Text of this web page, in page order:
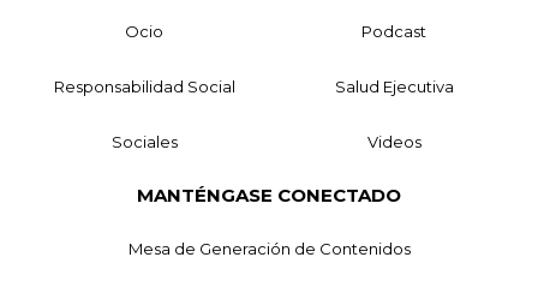
Ocio Podcast
Responsabilidad Social Salud Ejecutiva
Sociales Videos
MANTÉNGASE CONECTADO
Mesa de Generación de Contenidos